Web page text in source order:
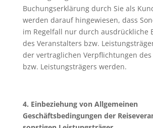
Buchungserklärung durch Sie als
werden darauf hingewiesen, dass
im Regelfall nur durch ausdrückliche
des Veranstalters bzw.
der vertraglichen Verpflichtungen des
bzw. Leistungsträgers werden.
4. Einbeziehung von Allgemeinen
Geschäftsbedingungen der Reisev